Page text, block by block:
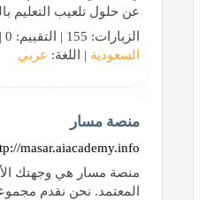
عن حلول تلعيب التعليم
الزيارات: 155 | التقييم: 0 | المقيّمين: 0 | الدولة:
السعودية | اللغة: عربي
منصة مسار
masar.aiacademy.info
منصة مسار هي وجهتك
المعتمد. نحن نقدم